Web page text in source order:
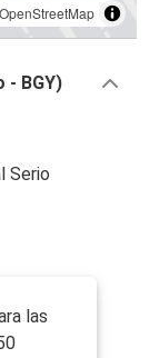
OpenStreetMap
- BGY)
Serio
las